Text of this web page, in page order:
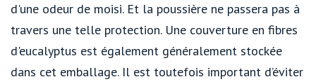
d'une odeur de moisi. Et la poussière ne passera pas à
travers une telle protection. Une couverture en fibres
d'eucalyptus est également généralement stockée
dans cet emballage. Il est toutefois important d’éviter